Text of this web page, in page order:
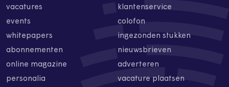
vacatures
events
whitepapers
abonnementen
online magazine
personalia
klantenservice
colofon
ingezonden stukken
nieuwsbrieven
adverteren
vacature plaatsen